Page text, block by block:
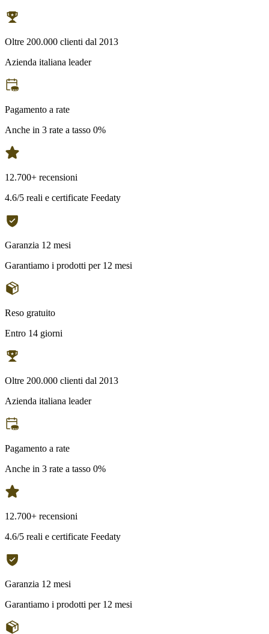
Oltre 200.000 clienti dal 2013
Azienda italiana leader
Pagamento a rate
Anche in 3 rate a tasso 0%
12.700+ recensioni
4.6/5 reali e certificate Feedaty
Garanzia 12 mesi
Garantiamo i prodotti per 12 mesi
Reso gratuito
Entro 14 giorni
Oltre 200.000 clienti dal 2013
Azienda italiana leader
Pagamento a rate
Anche in 3 rate a tasso 0%
12.700+ recensioni
4.6/5 reali e certificate Feedaty
Garanzia 12 mesi
Garantiamo i prodotti per 12 mesi